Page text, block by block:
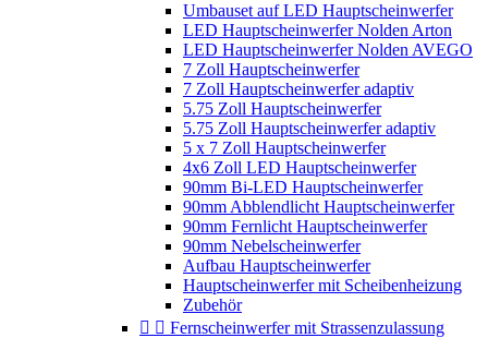
Umbauset auf LED Hauptscheinwerfer
LED Hauptscheinwerfer Nolden Arton
LED Hauptscheinwerfer Nolden AVEGO
7 Zoll Hauptscheinwerfer
7 Zoll Hauptscheinwerfer adaptiv
5.75 Zoll Hauptscheinwerfer
5.75 Zoll Hauptscheinwerfer adaptiv
5 x 7 Zoll Hauptscheinwerfer
4x6 Zoll LED Hauptscheinwerfer
90mm Bi-LED Hauptscheinwerfer
90mm Abblendlicht Hauptscheinwerfer
90mm Fernlicht Hauptscheinwerfer
90mm Nebelscheinwerfer
Aufbau Hauptscheinwerfer
Hauptscheinwerfer mit Scheibenheizung
Zubehör
  Fernscheinwerfer mit Strassenzulassung